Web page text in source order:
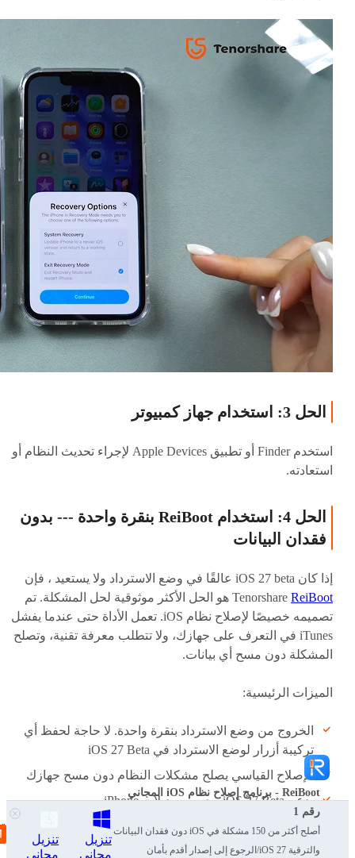
الحل 3: استخدام جهاز كمبيوتر
استخدم Finder أو تطبيق Apple Devices لإجراء تحديث النظام أو
استعادته.
الحل 4: استخدام ReiBoot بنقرة واحدة --- بدون
فقدان البيانات
إذا كان iOS 27 beta عالقًا في وضع الاسترداد ولا يستعيد ، فإن
Tenorshare ReiBoot
هو الحل الأكثر موثوقية لحل المشكلة. تم
تصميمه خصيصًا لإصلاح نظام iOS. تعمل الأداة حتى عندما يفشل
iTunes في التعرف على جهازك، ولا تتطلب معرفة تقنية، وتصلح
المشكلة دون مسح أي بيانات.
الميزات الرئيسية:
الخروج من وضع الاسترداد بنقرة واحدة. لا حاجة لحفظ أي
تركيبة أزرار لوضع الاسترداد في iOS 27 Beta
الإصلاح القياسي يصلح مشكلات النظام دون مسح جهازك
يدعم iOS 27 Beta وجميع موديلات iPhone
يحل أيضًا مشكلات شعار Apple العالق وحلقة التمهيد والشاشة
البيضاء وحلقة وضع DFU
ReiBoot - برنامج إصلاح نظام iOS المجاني
رقم 1
أصلح أكثر من 150 مشكلة في iOS دون فقدان البيانات
والترقية iOS 27/الرجوع إلى إصدار أقدم بأمان
تنزيل
مجاني
تنزيل
مجاني